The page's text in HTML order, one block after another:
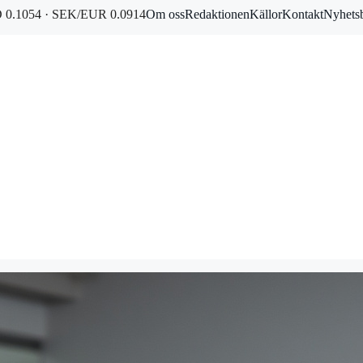
0.1054 · SEK/EUR 0.0914Om ossRedaktionenKällorKontakt